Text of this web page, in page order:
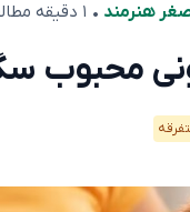
هنرمند • ۱ دقیقه مطالعه
محبوب